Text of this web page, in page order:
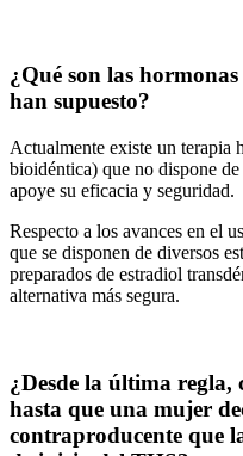
¿Qué son las
han supuesto?
Actualmente existe un terapia
bioidéntica) que no dispone
apoye su eficacia y seguridad.
Respecto a los avances en el
que se disponen de diversos
preparados de estradiol
alternativa más segura.
¿Desde la última regla,
hasta que una mujer
contraproducente que